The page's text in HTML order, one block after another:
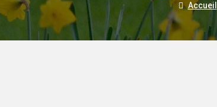
Accueil